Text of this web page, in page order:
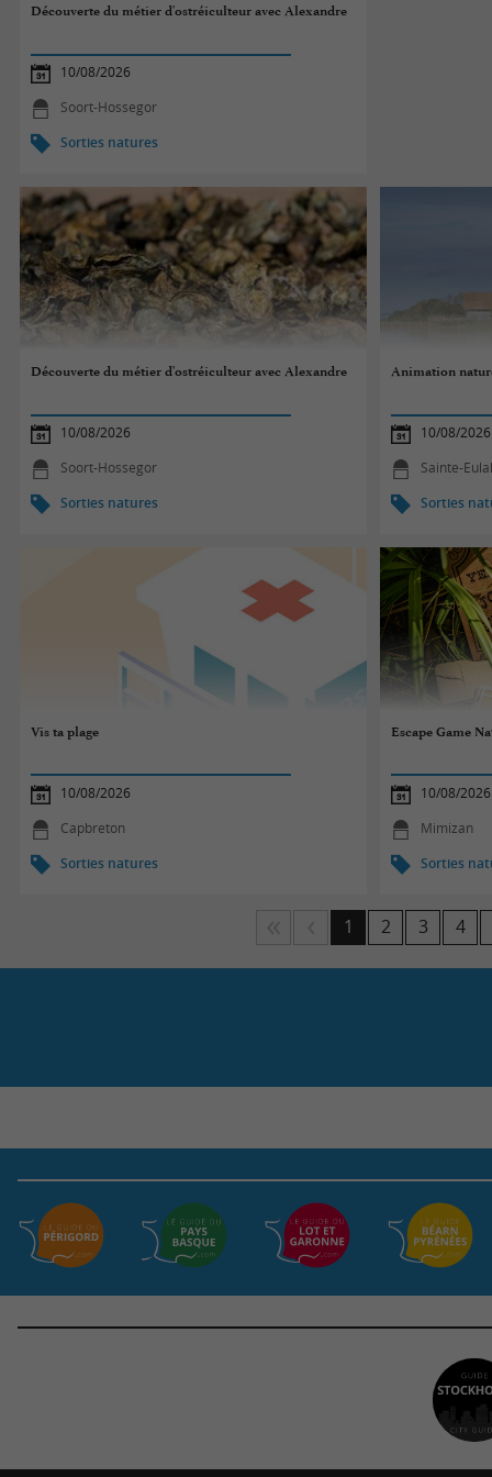
Découverte du métier d'ostréiculteur avec Alexandre
10/08/2026
Soort-Hossegor
Sorties natures
Découverte du métier d'ostréiculteur avec Alexandre
10/08/2026
Soort-Hossegor
Sorties natures
Animation
10/08/2026
Sainte-
Sorties
Vis ta plage
10/08/2026
Capbreton
Sorties natures
Escape Game
10/08/2026
Mimizan
Sorties
1 2 3 4